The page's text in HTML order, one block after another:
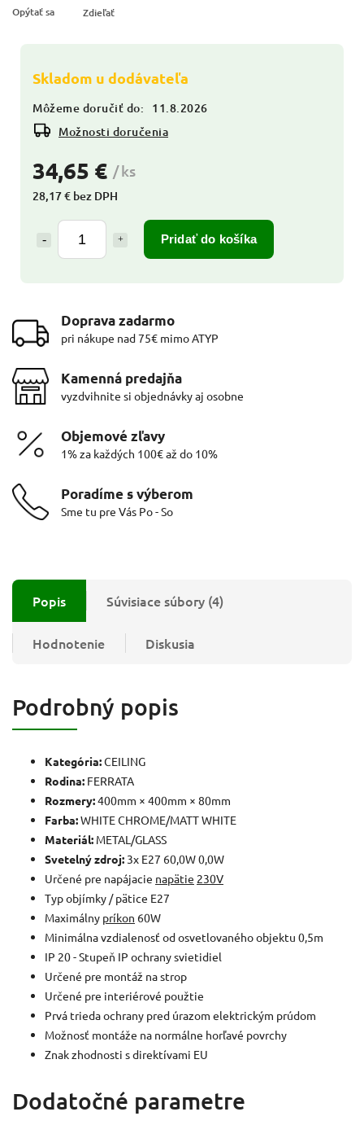
34,65 € / ks
28,17 € bez DPH
Pridať do košíka
Skladom u dodávateľa
Môžeme doručiť do:
11.8.2026
Možnosti doručenia
Opýtať sa Zdieľať
Doprava zadarmo
pri nákupe nad 75€ mimo ATYP
Kamenná predajňa
vyzdvihnite si objednávky aj osobne
Objemové zľavy
1% za každých 100€ až do 10%
Poradíme s výberom
Sme tu pre Vás Po - So
Popis Súvisiace súbory (4)
Hodnotenie Diskusia
Podrobný popis
Kategória:CEILING
Rodina: FERRATA
Rozmery:400mm × 400mm × 80mm
Farba:WHITE CHROME/MATT WHITE
Materiál: METAL/GLASS
Svetelný zdroj: 3x E27 60,0W 0,0W
Určené pre napájacie napätie 230V
Typ objímky / pätice E27
Maximálny príkon 60W
Minimálna vzdialenosť od osvetlovaného objektu 0,5m
IP 20 - Stupeň IP ochrany svietidiel
Určené pre montáž na strop
Určené pre interiérové použtie
Prvá trieda ochrany pred úrazom elektrickým prúdom
Možnosť montáže na normálne horľavé povrchy
Znak zhodnosti s direktívami EU
Dodatočné parametre